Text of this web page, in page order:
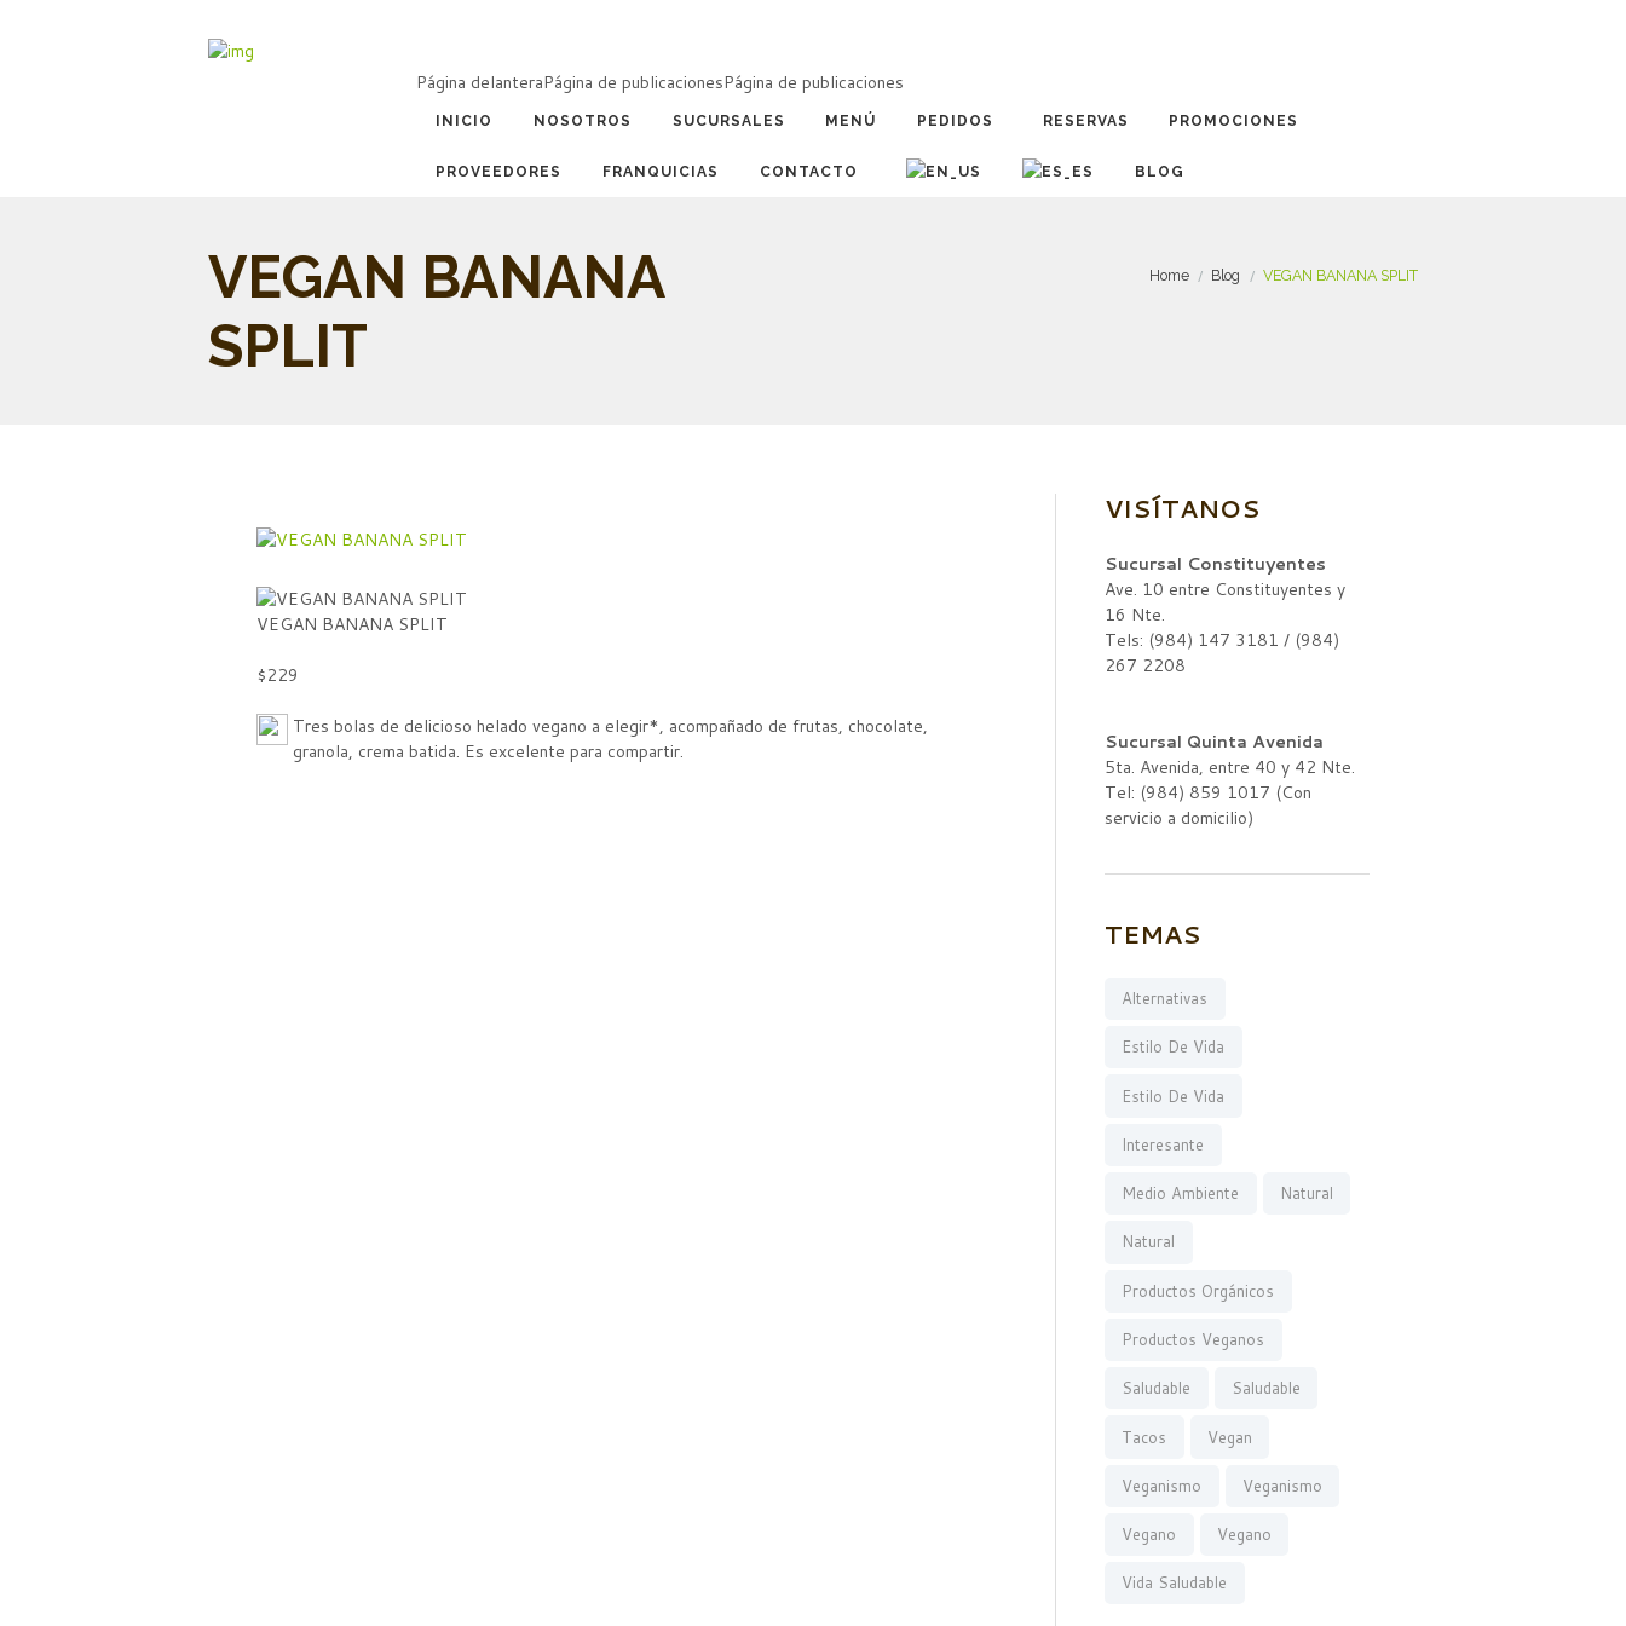
Página delanteraPágina de publicacionesPágina de publicaciones
INICIO NOSOTROS SUCURSALES MENÚ PEDIDOS RESERVAS PROMOCIONES
PROVEEDORES FRANQUICIAS CONTACTO BLOG
VEGAN BANANA
SPLIT
Home Blog VEGAN BANANA SPLIT
VEGAN BANANA SPLIT
$229
Tres bolas de delicioso helado vegano a elegir*, acompañado de frutas, chocolate,
granola, crema batida. Es excelente para compartir.
VISÍTANOS
Sucursal Constituyentes
Ave. 10 entre Constituyentes y
16 Nte.
Tels: (984) 147 3181 / (984)
267 2208
Sucursal Quinta Avenida
5ta. Avenida, entre 40 y 42 Nte.
Tel: (984) 859 1017 (Con
servicio a domicilio)
TEMAS
Alternativas
Estilo De Vida
Estilo De Vida
Interesante
Medio Ambiente Natural
Natural
Productos Orgánicos
Productos Veganos
Saludable Saludable
Tacos Vegan
Veganismo Veganismo
Vegano Vegano
Vida Saludable